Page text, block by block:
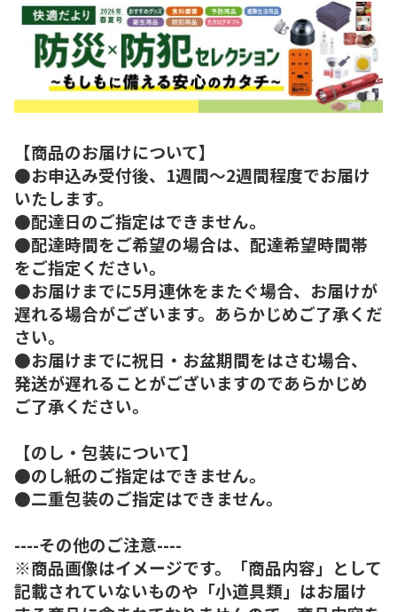
【商品のお届けについて】
●お申込み受付後、1週間～2週間程度でお届け
いたします。
●配達日のご指定はできません。
●配達時間をご希望の場合は、配達希望時間帯
をご指定ください。
●お届けまでに5月連休をまたぐ場合、お届けが
遅れる場合がございます。あらかじめご了承くだ
さい。
●お届けまでに祝日・お盆期間をはさむ場合、
発送が遅れることがございますのであらかじめ
ご了承ください。
【のし・包装について】
●のし紙のご指定はできません。
●二重包装のご指定はできません。
----その他のご注意----
※商品画像はイメージです。「商品内容」として
記載されていないものや「小道具類」はお届け